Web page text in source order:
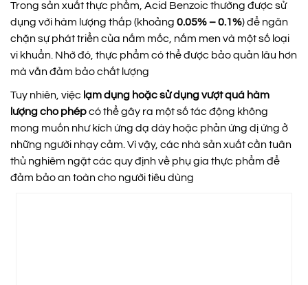
Trong sản xuất thực phẩm, Acid Benzoic thường được sử
dụng với hàm lượng thấp (khoảng 0.05% – 0.1%) để ngăn
chặn sự phát triển của nấm mốc, nấm men và một số loại
vi khuẩn. Nhờ đó, thực phẩm có thể được bảo quản lâu hơn
mà vẫn đảm bảo chất lượng
Tuy nhiên, việc lạm dụng hoặc sử dụng vượt quá hàm
lượng cho phépcó thể gây ra một số tác động không
mong muốn như kích ứng dạ dày hoặc phản ứng dị ứng ở
những người nhạy cảm. Vì vậy, các nhà sản xuất cần tuân
thủ nghiêm ngặt các quy định về phụ gia thực phẩm để
đảm bảo an toàn cho người tiêu dùng